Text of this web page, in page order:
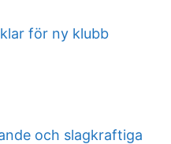
för ny klubb
och slagkraftiga